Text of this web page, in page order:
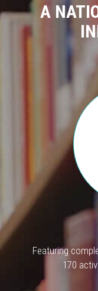
A
Featuring
170